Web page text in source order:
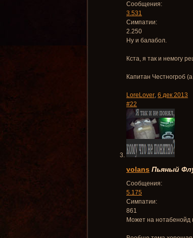
Сообщения:
3.531
Симпатии:
2.250
Ну и балабол.
Кста, я так и немогу
Капитан Честногроб
LoreLover, 6 дек 2013
#22
volans Пьяный
Сообщения:
5.175
Симпатии:
861
Может на нотабенойд